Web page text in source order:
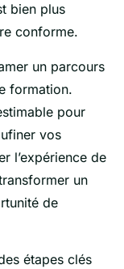
bien plus
conforme.
un parcours
formation.
pour
vos
l’expérience de
un
de
étapes clés